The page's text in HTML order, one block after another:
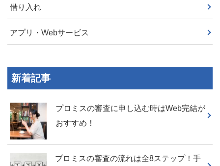
借り入れ
アプリ・Webサービス
新着記事
プロミスの審査に申し込む時はWeb完結が
おすすめ！
プロミスの審査の流れは全8ステップ！手